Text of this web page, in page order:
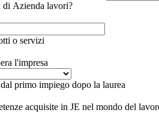
di Azienda lavori?
o servizi
l'impresa
primo impiego dopo la laurea
acquisite in JE nel mondo del